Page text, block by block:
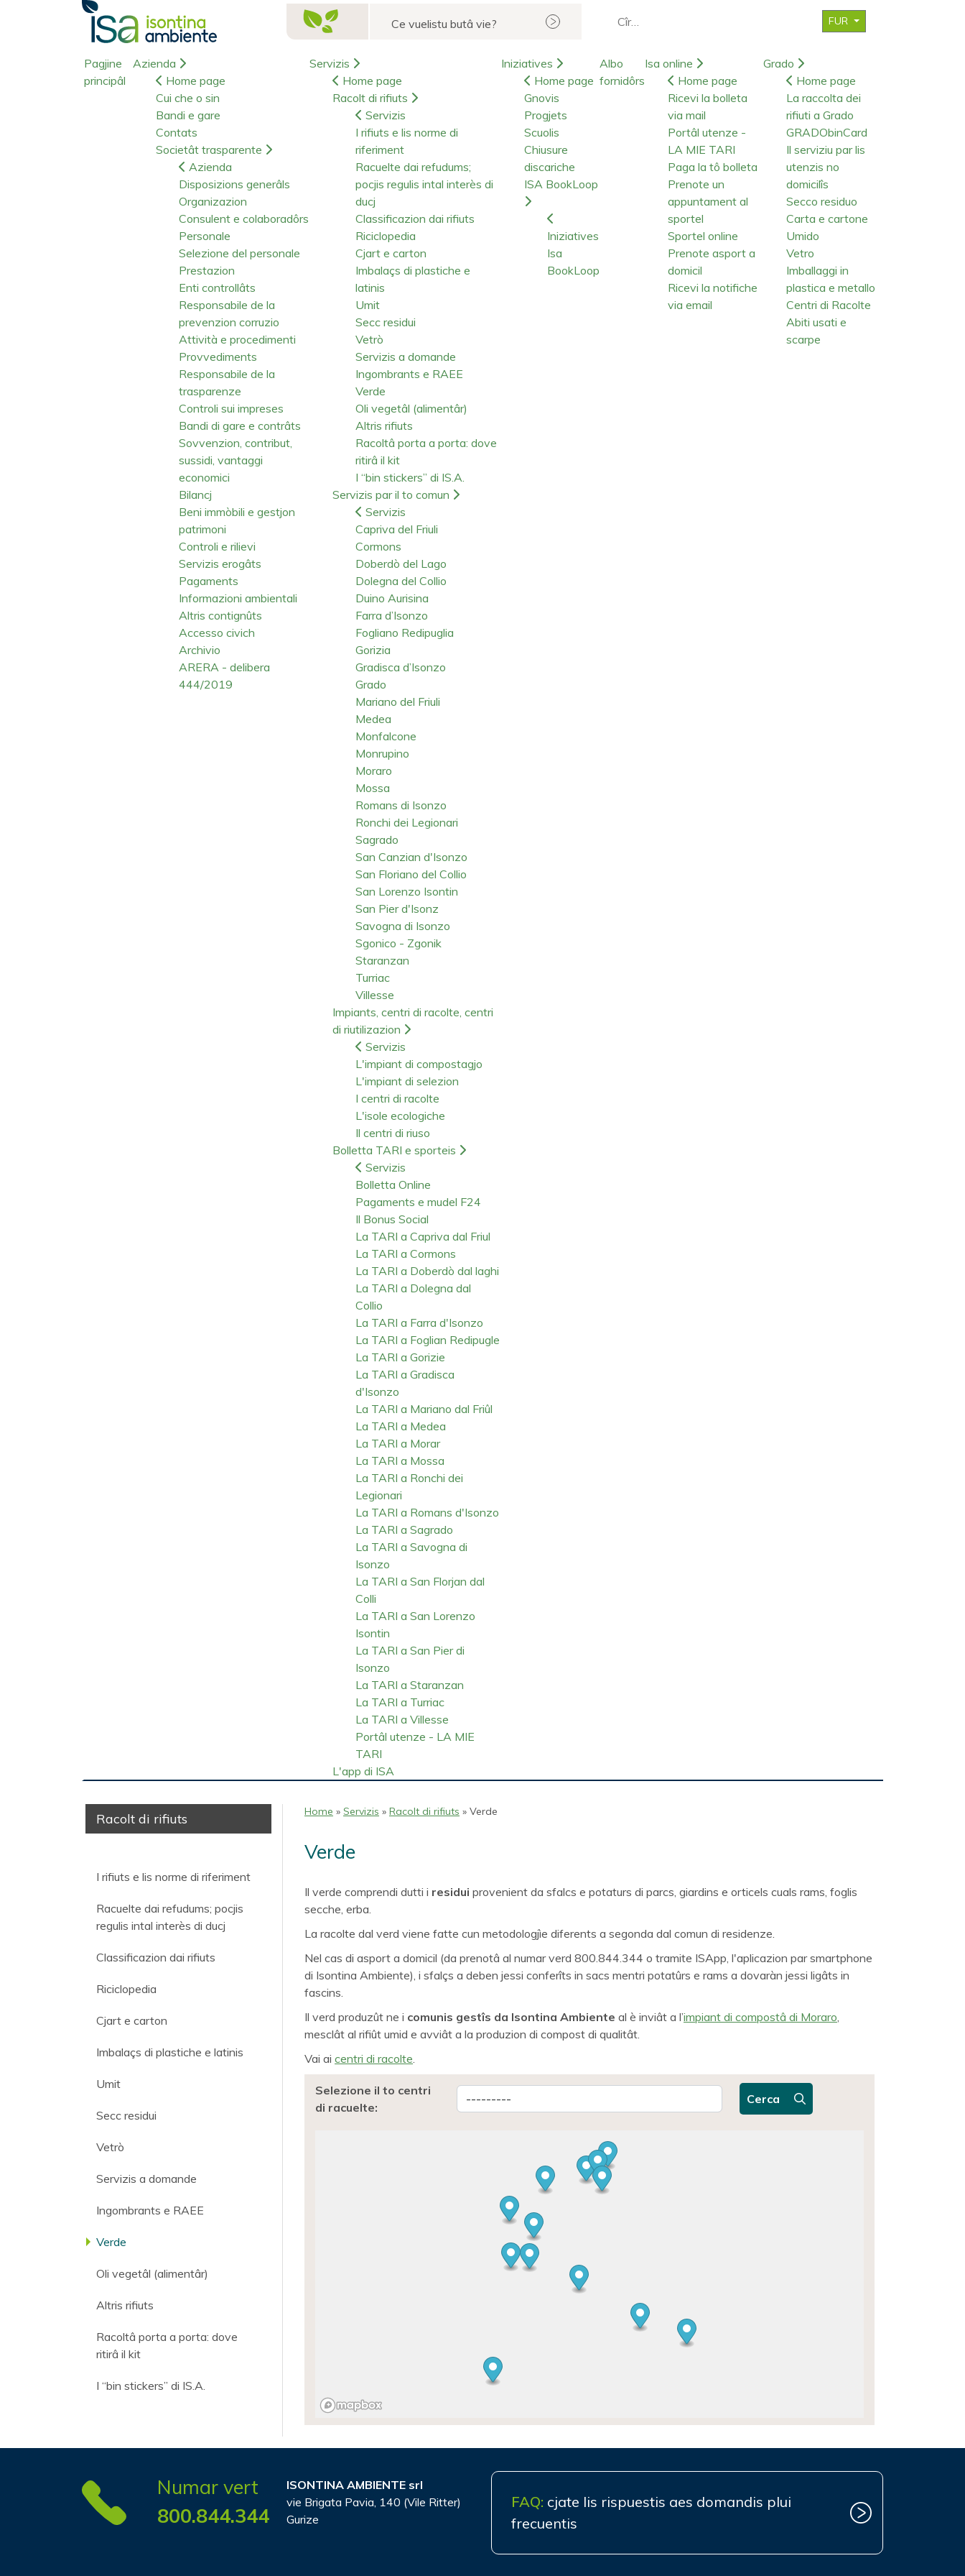
Cerca
FUR
Pagjine
principâl
Azienda
Home page
Cui che o sin
Bandi e gare
Contats
Societât trasparente
Azienda
Disposizions generâls
Organizazion
Consulent e colaboradôrs
Personale
Selezione del personale
Prestazion
Enti controllâts
Responsabile de la
prevenzion corruzio
Attività e procedimenti
Provvediments
Responsabile de la
trasparenze
Controli sui impreses
Bandi di gare e contrâts
Sovvenzion, contribut,
sussidi, vantaggi
economici
Bilancj
Beni immòbili e gestjon
patrimoni
Controli e rilievi
Servizis erogâts
Pagaments
Informazioni ambientali
Altris contignûts
Accesso civich
Archivio
ARERA - delibera
444/2019
Servizis
Home page
Racolt di rifiuts
Servizis
I rifiuts e lis norme di
riferiment
Racuelte dai refudums;
pocjis regulis intal interès di
ducj
Classificazion dai rifiuts
Riciclopedia
Cjart e carton
Imbalaçs di plastiche e
latinis
Umit
Secc residui
Vetrò
Servizis a domande
Ingombrants e RAEE
Verde
Oli vegetâl (alimentâr)
Altris rifiuts
Racoltâ porta a porta: dove
ritirâ il kit
I “bin stickers” di IS.A.
Servizis par il to comun
Servizis
Capriva del Friuli
Cormons
Doberdò del Lago
Dolegna del Collio
Duino Aurisina
Farra d’Isonzo
Fogliano Redipuglia
Gorizia
Gradisca d’Isonzo
Grado
Mariano del Friuli
Medea
Monfalcone
Monrupino
Moraro
Mossa
Romans di Isonzo
Ronchi dei Legionari
Sagrado
San Canzian d'Isonzo
San Floriano del Collio
San Lorenzo Isontin
San Pier d'Isonz
Savogna di Isonzo
Sgonico - Zgonik
Staranzan
Turriac
Villesse
Impiants, centri di racolte, centri
di riutilizazion
Servizis
L'impiant di compostagjo
L'impiant di selezion
I centri di racolte
L'isole ecologiche
Il centri di riuso
Bolletta TARI e sporteis
Servizis
Bolletta Online
Pagaments e mudel F24
Il Bonus Social
La TARI a Capriva dal Friul
La TARI a Cormons
La TARI a Doberdò dal laghi
La TARI a Dolegna dal
Collio
La TARI a Farra d'Isonzo
La TARI a Foglian Redipugle
La TARI a Gorizie
La TARI a Gradisca
d'Isonzo
La TARI a Mariano dal Friûl
La TARI a Medea
La TARI a Morar
La TARI a Mossa
La TARI a Ronchi dei
Legionari
La TARI a Romans d'Isonzo
La TARI a Sagrado
La TARI a Savogna di
Isonzo
La TARI a San Florjan dal
Colli
La TARI a San Lorenzo
Isontin
La TARI a San Pier di
Isonzo
La TARI a Staranzan
La TARI a Turriac
La TARI a Villesse
Portâl utenze - LA MIE
TARI
L'app di ISA
Iniziatives
Home page
Gnovis
Progjets
Scuolis
Chiusure
discariche
ISA BookLoop
Iniziatives
Isa
BookLoop
Albo
fornidôrs
Isa online
Home page
Ricevi la bolleta
via mail
Portâl utenze -
LA MIE TARI
Paga la tô bolleta
Prenote un
appuntament al
sportel
Sportel online
Prenote asport a
domicil
Ricevi la notifiche
via email
Grado
Home page
La raccolta dei
rifiuti a Grado
GRADObinCard
Il serviziu par lis
utenzis no
domicilîs
Secco residuo
Carta e cartone
Umido
Vetro
Imballaggi in
plastica e metallo
Centri di Racolte
Abiti usati e
scarpe
Racolt di rifiuts
I rifiuts e lis norme di riferiment
Racuelte dai refudums; pocjis
regulis intal interès di ducj
Classificazion dai rifiuts
Riciclopedia
Cjart e carton
Imbalaçs di plastiche e latinis
Umit
Secc residui
Vetrò
Servizis a domande
Ingombrants e RAEE
Verde
Oli vegetâl (alimentâr)
Altris rifiuts
Racoltâ porta a porta: dove
ritirâ il kit
I “bin stickers” di IS.A.
Home » Servizis » Racolt di rifiuts » Verde
Verde
Il verde comprendi dutti i residui provenient da sfalcs e potaturs di parcs, giardins e orticels cuals rams, foglis
secche, erba.
La racolte dal verd viene fatte cun metodologjìe diferents a segonda dal comun di residenze.
Nel cas di asport a domicil (da prenotâ al numar verd 800.844.344 o tramite ISApp, l'aplicazion par smartphone
di Isontina Ambiente), i sfalçs a deben jessi conferîts in sacs mentri potatûrs e rams a dovaràn jessi ligâts in
fascins.
Il verd produzût ne i comunis gestîs da Isontina Ambiente al è inviât a l’impiant di compostâ di Moraro
mesclât al rifiût umid e avviât a la produzion di compost di qualitât.
Vai ai centri di racolte
Selezione il to centri
di racuelte:
Cerca
Numar vert
800.844.344
ISONTINA AMBIENTE srl
vie Brigata Pavia, 140 (Vile Ritter)
Gurize
FAQ: cjate lis rispuestis aes domandis plui
frecuentis